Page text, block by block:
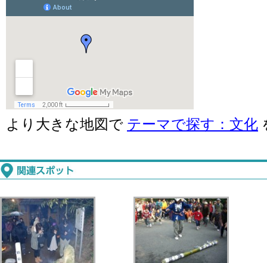
より大きな地図で テーマで探す：文化